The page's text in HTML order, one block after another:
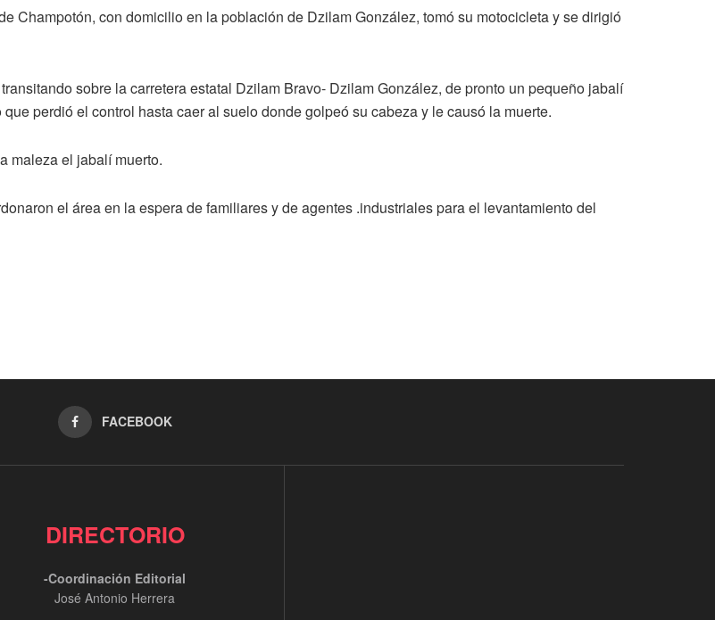
Champotón, con domicilio en la población de Dzilam González, tomó su motocicleta y se dirigió
sobre la carretera estatal Dzilam Bravo- Dzilam González, de pronto un pequeño jabalí
perdió el control hasta caer al suelo donde golpeó su cabeza y le causó la muerte.
maleza el jabalí muerto.
el área en la espera de familiares y de agentes .industriales para el levantamiento del
FACEBOOK
DIRECTORIO
-Coordinación Editorial
José Antonio Herrera